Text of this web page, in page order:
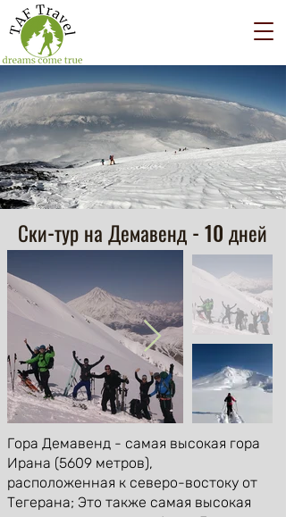
Ски-тур на Демавенд - 10 дней
Гора Демавенд - самая высокая гора
Ирана (5609 метров),
расположенная к северо-востоку от
Тегерана; Это также самая высокая